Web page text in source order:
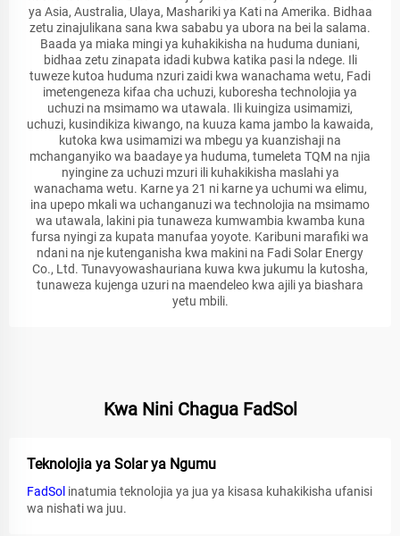
ya Asia, Australia, Ulaya, Mashariki ya Kati na Amerika. Bidhaa
zetu zinajulikana sana kwa sababu ya ubora na bei la salama.
Baada ya miaka mingi ya kuhakikisha na huduma duniani,
bidhaa zetu zinapata idadi kubwa katika pasi la ndege. Ili
tuweze kutoa huduma nzuri zaidi kwa wanachama wetu, Fadi
imetengeneza kifaa cha uchuzi, kuboresha technolojia ya
uchuzi na msimamo wa utawala. Ili kuingiza usimamizi,
uchuzi, kusindikiza kiwango, na kuuza kama jambo la kawaida,
kutoka kwa usimamizi wa mbegu ya kuanzishaji na
mchanganyiko wa baadaye ya huduma, tumeleta TQM na njia
nyingine za uchuzi mzuri ili kuhakikisha maslahi ya
wanachama wetu. Karne ya 21 ni karne ya uchumi wa elimu,
ina upepo mkali wa uchanganuzi wa technolojia na msimamo
wa utawala, lakini pia tunaweza kumwambia kwamba kuna
fursa nyingi za kupata manufaa yoyote. Karibuni marafiki wa
ndani na nje kutenganisha kwa makini na Fadi Solar Energy
Co., Ltd. Tunavyowashauriana kuwa kwa jukumu la kutosha,
tunaweza kujenga uzuri na maendeleo kwa ajili ya biashara
yetu mbili.
Kwa Nini Chagua FadSol
Teknolojia ya Solar ya Ngumu
FadSol inatumia teknolojia ya jua ya kisasa kuhakikisha ufanisi
wa nishati wa juu.